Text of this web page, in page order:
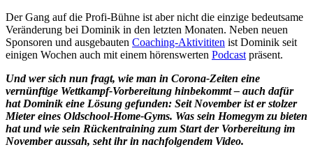
Der Gang auf die Profi-Bühne ist aber nicht die einzige bedeutsame
Veränderung bei Dominik in den letzten Monaten. Neben neuen
Sponsoren und ausgebauten Coaching-Aktivititen ist Dominik seit
einigen Wochen auch mit einem hörenswerten Podcast präsent.
Und wer sich nun fragt, wie man in Corona-Zeiten eine
vernünftige Wettkampf-Vorbereitung hinbekommt – auch dafür
hat Dominik eine Lösung gefunden: Seit November ist er stolzer
Mieter eines Oldschool-Home-Gyms. Was sein Homegym zu bieten
hat und wie sein Rückentraining zum Start der Vorbereitung im
November aussah, seht ihr in nachfolgendem Video.